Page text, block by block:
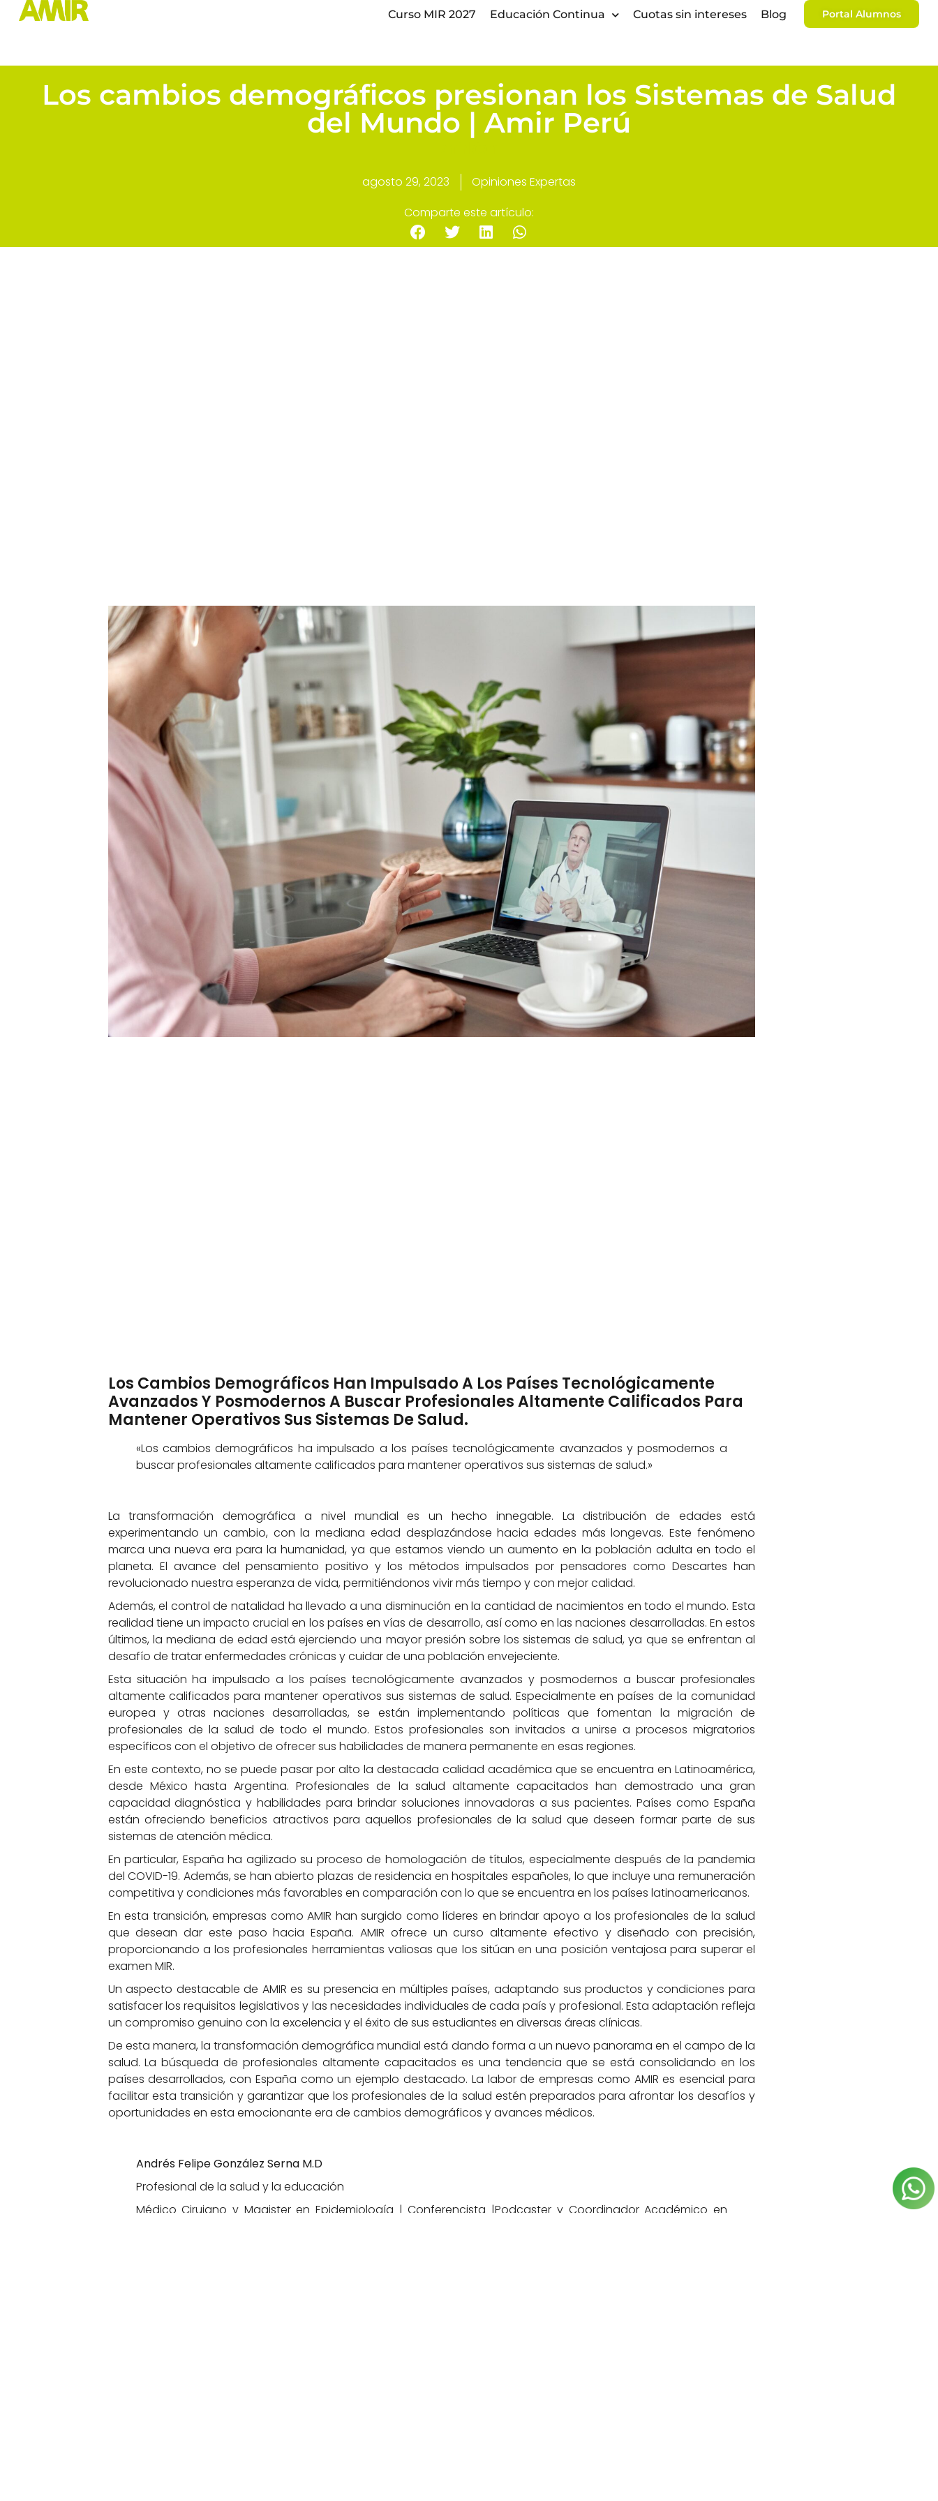
Curso MIR 2027 Educación Continua Cuotas sin intereses Blog Portal Alumnos
Los cambios demográficos presionan los Sistemas de Salud
del Mundo | Amir Perú
agosto 29, 2023
Opiniones Expertas
Comparte este artículo:
Los Cambios Demográficos Han Impulsado A Los Países Tecnológicamente
Avanzados Y Posmodernos A Buscar Profesionales Altamente Calificados Para
Mantener Operativos Sus Sistemas De Salud.
«Los cambios demográficos ha impulsado a los países tecnológicamente avanzados y posmodernos a
buscar profesionales altamente calificados para mantener operativos sus sistemas de salud.»
La transformación demográfica a nivel mundial es un hecho innegable. La distribución de edades está
experimentando un cambio, con la mediana edad desplazándose hacia edades más longevas. Este fenómeno
marca una nueva era para la humanidad, ya que estamos viendo un aumento en la población adulta en todo el
planeta. El avance del pensamiento positivo y los métodos impulsados por pensadores como Descartes han
revolucionado nuestra esperanza de vida, permitiéndonos vivir más tiempo y con mejor calidad.
Además, el control de natalidad ha llevado a una disminución en la cantidad de nacimientos en todo el mundo. Esta
realidad tiene un impacto crucial en los países en vías de desarrollo, así como en las naciones desarrolladas. En estos
últimos, la mediana de edad está ejerciendo una mayor presión sobre los sistemas de salud, ya que se enfrentan al
desafío de tratar enfermedades crónicas y cuidar de una población envejeciente.
Esta situación ha impulsado a los países tecnológicamente avanzados y posmodernos a buscar profesionales
altamente calificados para mantener operativos sus sistemas de salud. Especialmente en países de la comunidad
europea y otras naciones desarrolladas, se están implementando políticas que fomentan la migración de
profesionales de la salud de todo el mundo. Estos profesionales son invitados a unirse a procesos migratorios
específicos con el objetivo de ofrecer sus habilidades de manera permanente en esas regiones.
En este contexto, no se puede pasar por alto la destacada calidad académica que se encuentra en Latinoamérica,
desde México hasta Argentina. Profesionales de la salud altamente capacitados han demostrado una gran
capacidad diagnóstica y habilidades para brindar soluciones innovadoras a sus pacientes. Países como España
están ofreciendo beneficios atractivos para aquellos profesionales de la salud que deseen formar parte de sus
sistemas de atención médica.
En particular, España ha agilizado su proceso de homologación de títulos, especialmente después de la pandemia
del COVID-19. Además, se han abierto plazas de residencia en hospitales españoles, lo que incluye una remuneración
competitiva y condiciones más favorables en comparación con lo que se encuentra en los países latinoamericanos.
En esta transición, empresas como AMIR han surgido como líderes en brindar apoyo a los profesionales de la salud
que desean dar este paso hacia España. AMIR ofrece un curso altamente efectivo y diseñado con precisión,
proporcionando a los profesionales herramientas valiosas que los sitúan en una posición ventajosa para superar el
examen MIR.
Un aspecto destacable de AMIR es su presencia en múltiples países, adaptando sus productos y condiciones para
satisfacer los requisitos legislativos y las necesidades individuales de cada país y profesional. Esta adaptación refleja
un compromiso genuino con la excelencia y el éxito de sus estudiantes en diversas áreas clínicas.
De esta manera, la transformación demográfica mundial está dando forma a un nuevo panorama en el campo de la
salud. La búsqueda de profesionales altamente capacitados es una tendencia que se está consolidando en los
países desarrollados, con España como un ejemplo destacado. La labor de empresas como AMIR es esencial para
facilitar esta transición y garantizar que los profesionales de la salud estén preparados para afrontar los desafíos y
oportunidades en esta emocionante era de cambios demográficos y avances médicos.
Andrés Felipe González Serna M.D
Profesional de la salud y la educación
Médico Cirujano y Magister en Epidemiología | Conferencista |Podcaster y Coordinador Académico en